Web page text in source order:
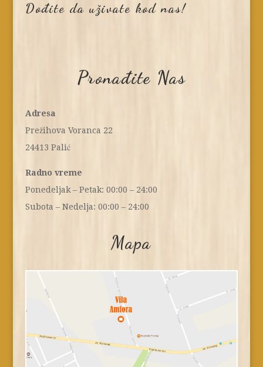
Dođite da uživate kod nas!
Pronađite Nas
Adresa
Prežihova Voranca 22
24413 Palić
Radno vreme
Ponedeljak – Petak: 00:00 – 24:00
Subota – Nedelja: 00:00 – 24:00
Mapa